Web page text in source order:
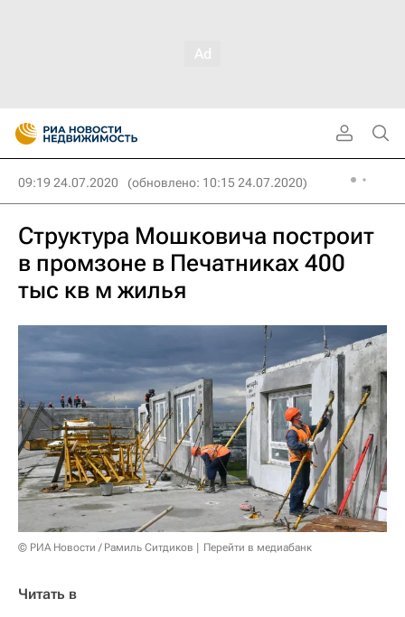
09:19 24.07.2020 (обновлено: 10:15 24.07.2020)
Структура Мошковича построит
в промзоне в Печатниках 400
тыс кв м жилья
© РИА Новости / Рамиль Ситдиков Перейти в медиабанк
Читать в